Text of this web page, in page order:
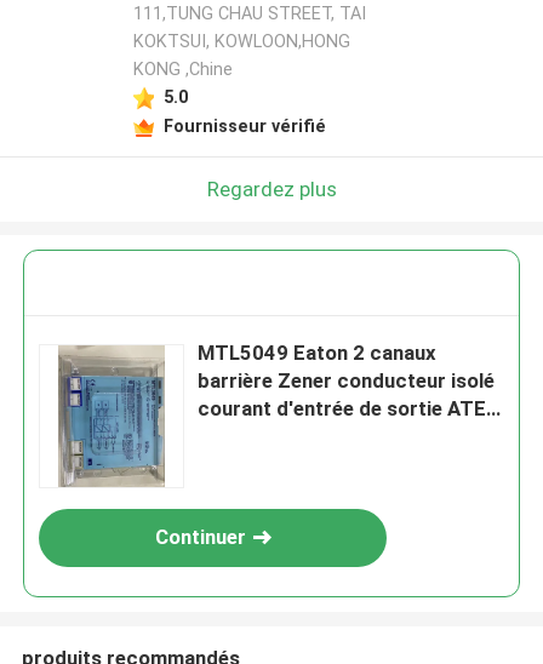
111,TUNG CHAU STREET, TAI
KOKTSUI, KOWLOON,HONG
KONG ,Chine
5.0
Fournisseur vérifié
Regardez plus
MTL5049 Eaton 2 canaux
barrière Zener conducteur isolé
courant d'entrée de sortie ATEX
Continuer
produits recommandés